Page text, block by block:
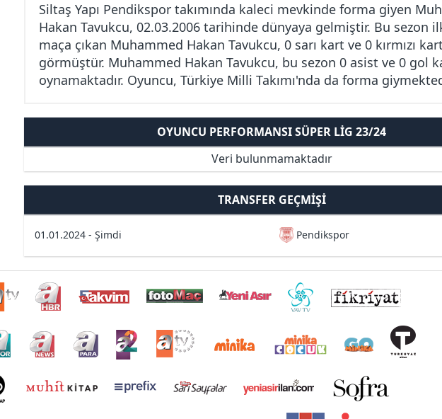
Siltaş Yapı Pendikspor takımında kaleci mevkinde forma giyen
Hakan Tavukcu, 02.03.2006 tarihinde dünyaya gelmiştir. Bu sezon
maça çıkan Muhammed Hakan Tavukcu, 0 sarı kart ve 0 kırmızı kart
görmüştür. Muhammed Hakan Tavukcu, bu sezon 0 asist ve 0 gol
oynamaktadır. Oyuncu, Türkiye Milli Takımı'nda da forma
OYUNCU PERFORMANSI SÜPER LIG 23/24
Veri bulunmamaktadır
TRANSFER GEÇMIŞI
01.01.2024 - Şimdi Pendikspor